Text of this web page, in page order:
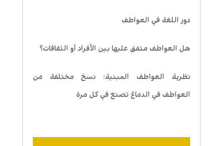
دور اللغة في العواطف
هل العواطف متفق عليها بين الأفراد أو الثقافات؟
نظرية العواطف المبنية: نسخ مختلفة من
العواطف في الدماغ تصنع في كل مرة